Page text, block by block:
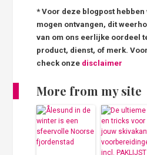
* Voor deze blogpost
mogen ontvangen, dit
van om ons eerlijke oordeel
product, dienst, of merk.
check onze disclaimer
More from my site